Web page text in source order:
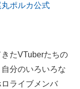
丸ポルカ公式
たVTuberたちの
分のいろいろな
ライブメンバ